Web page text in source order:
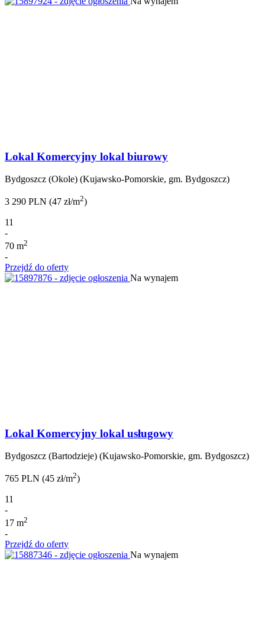
Lokal Komercyjny lokal biurowy
Bydgoszcz (Okole) (Kujawsko-Pomorskie, gm. Bydgoszcz)
3 290 PLN (47 zł/m2)
11
-
70 m2
-
Przejdź do oferty
Na wynajem
Lokal Komercyjny lokal usługowy
Bydgoszcz (Bartodzieje) (Kujawsko-Pomorskie, gm. Bydgoszcz)
765 PLN (45 zł/m2)
11
-
17 m2
-
Przejdź do oferty
Na wynajem